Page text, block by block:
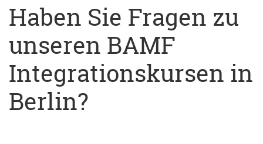
Haben Sie Fragen zu
unseren BAMF
Integrationskursen in
Berlin?